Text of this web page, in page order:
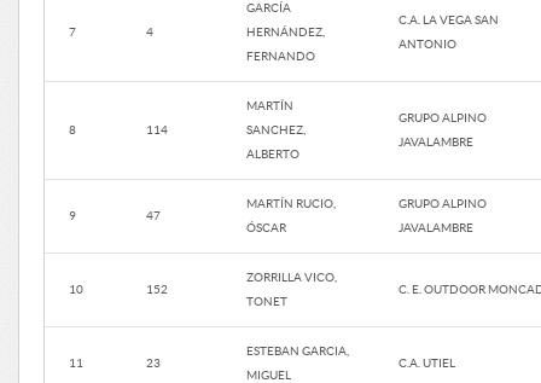
7 4
GARCÍA
HERNÁNDEZ,
FERNANDO
C.A. LA VEGA SAN
ANTONIO
8 114
MARTÍN
SANCHEZ,
ALBERTO
GRUPO ALPINO
JAVALAMBRE
9 47
MARTÍN RUCIO,
ÓSCAR
GRUPO ALPINO
JAVALAMBRE
10 152
ZORRILLA VICO,
TONET
C. E. OUTDOOR
11 23
ESTEBAN GARCIA,
MIGUEL
C.A. UTIEL